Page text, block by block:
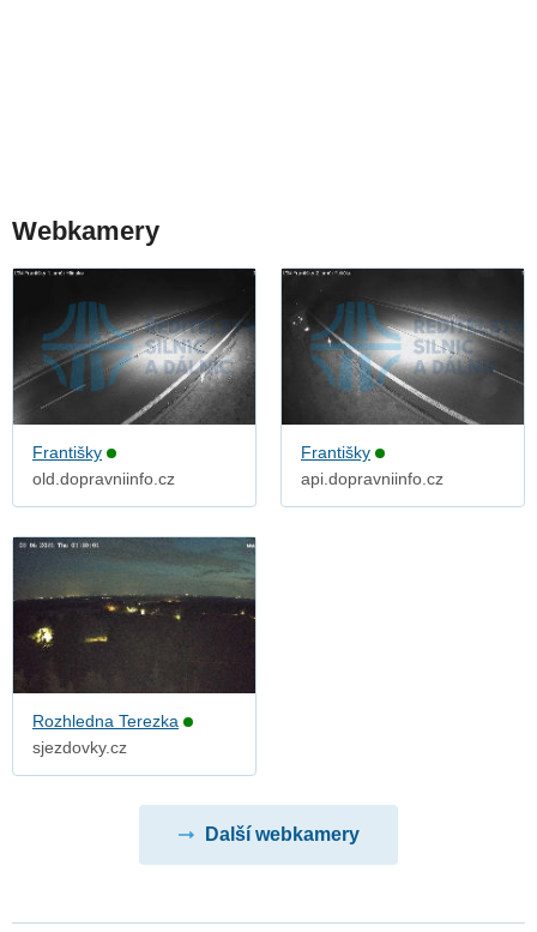
Webkamery
Františky
old.dopravniinfo.cz
Františky
api.dopravniinfo.cz
Rozhledna Terezka
sjezdovky.cz
Další webkamery